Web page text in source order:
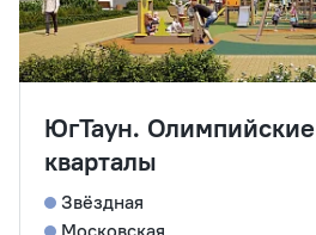
ЮгТаун. Олимпийские
кварталы
Звёздная